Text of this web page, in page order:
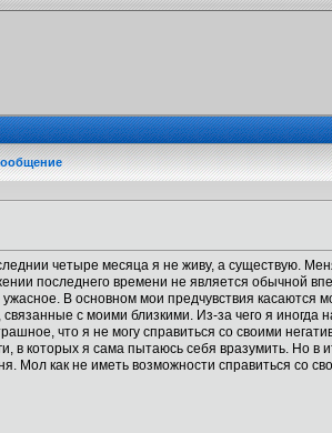
четыре месяца я не живу, а существую.
последнего времени не является обычной
В основном мои предчувствия
с моими близкими. Из-за чего я иногда
что я не могу справиться со своими
которых я сама пытаюсь себя вразумить. Но в
как не иметь возможности справиться со